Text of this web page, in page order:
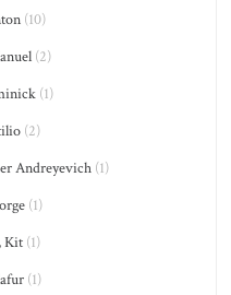
(10)
(2)
(1)
(2)
Andreyevich(1)
(1)
Kit (1)
(1)